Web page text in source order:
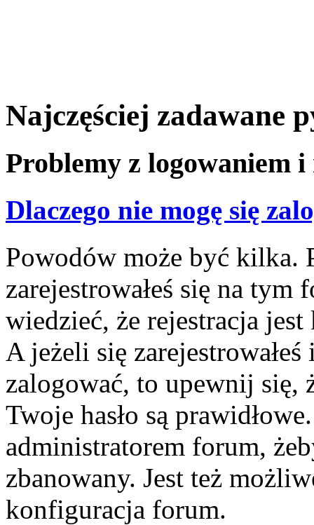
Najczęściej zadawane
Problemy z logowaniem
Dlaczego nie mogę się
Powodów może być kilka.
zarejestrowałeś się na tym
wiedzieć, że rejestracja
A jeżeli się
zalogować, to upewnij się,
Twoje hasło są
administratorem forum,
zbanowany. Jest też
konfiguracja forum.